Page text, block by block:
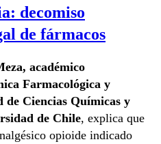
decomiso
de fármacos
académico
Farmacológica y
de Ciencias Químicas y
de Chile, explica que
opioide indicado